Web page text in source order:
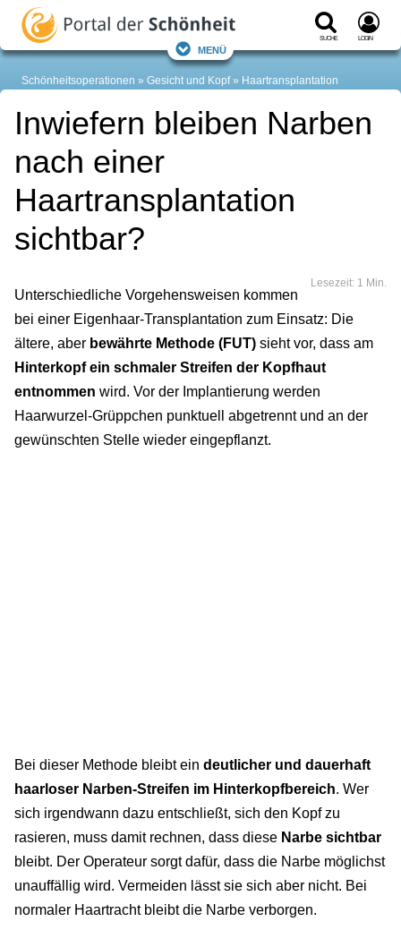
Suche Login
Menü
Schönheitsoperationen Gesicht und Kopf Haartransplantation
Inwiefern bleiben Narben
nach einer
Haartransplantation
sichtbar?
Lesezeit: 1 Min.
Unterschiedliche Vorgehensweisen kommen
bei einer Eigenhaar-Transplantation zum Einsatz: Die
ältere, aber bewährte Methode (FUT) sieht vor, dass am
Hinterkopf ein schmaler Streifen der Kopfhaut
entnommen wird. Vor der Implantierung werden
Haarwurzel-Grüppchen punktuell abgetrennt und an der
gewünschten Stelle wieder eingepflanzt.
Bei dieser Methode bleibt ein deutlicher und dauerhaft
haarloser Narben-Streifen im Hinterkopfbereich. Wer
sich irgendwann dazu entschließt, sich den Kopf zu
rasieren, muss damit rechnen, dass diese Narbe sichtbar
bleibt. Der Operateur sorgt dafür, dass die Narbe möglichst
unauffällig wird. Vermeiden lässt sie sich aber nicht. Bei
normaler Haartracht bleibt die Narbe verborgen.